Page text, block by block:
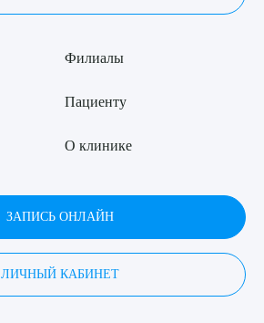
Филиалы
Пациенту
О клинике
ЗАПИСЬ ОНЛАЙН
ЛИЧНЫЙ КАБИНЕТ